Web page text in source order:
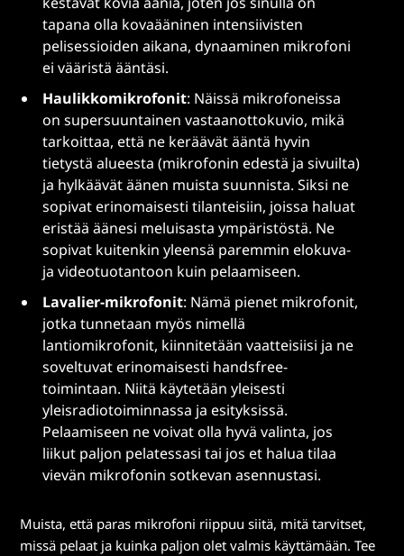
tapana olla kovaääninen intensiivisten
pelisessioiden aikana, dynaaminen mikrofoni
ei vääristä ääntäsi.
Haulikkomikrofonit: Näissä mikrofoneissa
on supersuuntainen vastaanottokuvio, mikä
tarkoittaa, että ne keräävät ääntä hyvin
tietystä alueesta (mikrofonin edestä ja sivuilta)
ja hylkäävät äänen muista suunnista. Siksi ne
sopivat erinomaisesti tilanteisiin, joissa haluat
eristää äänesi meluisasta ympäristöstä. Ne
sopivat kuitenkin yleensä paremmin elokuva-
ja videotuotantoon kuin pelaamiseen.
Lavalier-mikrofonit: Nämä pienet mikrofonit,
jotka tunnetaan myös nimellä
lantiomikrofonit, kiinnitetään vaatteisiisi ja ne
soveltuvat erinomaisesti handsfree-
toimintaan. Niitä käytetään yleisesti
yleisradiotoiminnassa ja esityksissä.
Pelaamiseen ne voivat olla hyvä valinta, jos
liikut paljon pelatessasi tai jos et halua tilaa
vievän mikrofonin sotkevan asennustasi.
Muista, että paras mikrofoni riippuu siitä, mitä tarvitset,
missä pelaat ja kuinka paljon olet valmis käyttämään. Tee